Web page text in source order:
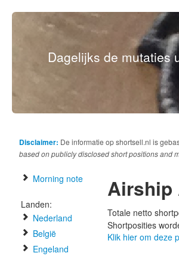
Dagelijks de mutaties
Disclaimer: De informatie op shortsell.nl is
based on publicly disclosed short positions and
Morning note
Landen:
Nederland
België
Engeland
Airship
Totale netto
Shortposities
Klik hier om deze